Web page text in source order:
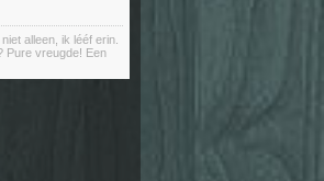
alleen, ik lééf erin.
Pure vreugde! Een